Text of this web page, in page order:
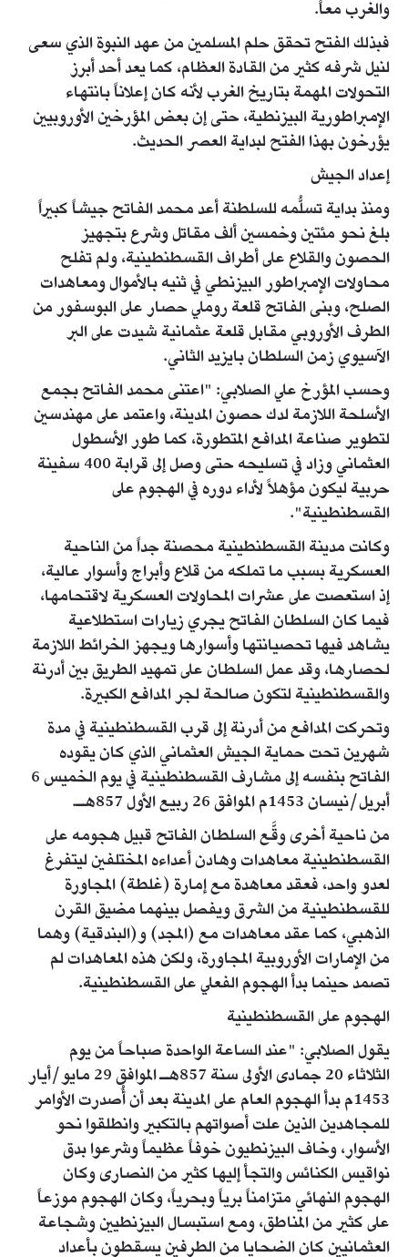
والغرب معاً.
فبذلك الفتح تحقق حلم المسلمين من عهد النبوة الذي سعى
لنيل شرفه كثير من القادة العظام، كما يعد أحد أبرز
التحولات المهمة بتاريخ الغرب لأنه كان إعلاناً بانتهاء
الإمبراطورية البيزنطية، حتى إن بعض المؤرخين الأوروبيين
يؤرخون بهذا الفتح لبداية العصر الحديث.
إعداد الجيش
ومنذ بداية تسلُّمه للسلطنة أعد محمد الفاتح جيشاً كبيراً
بلغ نحو مئتين وخمسين ألف مقاتل وشرع بتجهيز
الحصون والقلاع على أطراف القسطنطينية، ولم تفلح
محاولات الإمبراطور البيزنطي في ثنيه بالأموال ومعاهدات
الصلح، وبنى الفاتح قلعة روملي حصار على البوسفور من
الطرف الأوروبي مقابل قلعة عثمانية شيدت على البر
الآسيوي زمن السلطان بايزيد الثاني.
وحسب المؤرخ علي الصلابي: "اعتنى محمد الفاتح بجمع
الأسلحة اللازمة لدك حصون المدينة، واعتمد على مهندسين
لتطوير صناعة المدافع المتطورة، كما طور الأسطول
العثماني وزاد في تسليحه حتى وصل إلى قرابة 400 سفينة
حربية ليكون مؤهلاً لأداء دوره في الهجوم على
القسطنطينية".
وكانت مدينة القسطنطينية محصنة جداً من الناحية
العسكرية بسبب ما تملكه من قلاع وأبراج وأسوار عالية،
إذ استعصت على عشرات المحاولات العسكرية لاقتحامها،
فيما كان السلطان الفاتح يجري زيارات استطلاعية
يشاهد فيها تحصيانتها وأسوارها ويجهز الخرائط اللازمة
لحصارها، وقد عمل السلطان على تمهيد الطريق بين أدرنة
والقسطنطينية لتكون صالحة لجر المدافع الكبيرة.
وتحركت المدافع من أدرنة إلى قرب القسطنطينية في مدة
شهرين تحت حماية الجيش العثماني الذي كان يقوده
الفاتح بنفسه إلى مشارف القسطنطينية في يوم الخميس 6
أبريل/نيسان 1453م الموافق 26 ربيع الأول 857هـ.
من ناحية أخرى وقَّع السلطان الفاتح قبيل هجومه على
القسطنطينية معاهدات وهادن أعداءه المختلفين ليتفرغ
لعدو واحد، فعقد معاهدة مع إمارة (غلطة) المجاورة
للقسطنطينية من الشرق ويفصل بينهما مضيق القرن
الذهبي، كما عقد معاهدات مع (المجد) و(البندقية) وهما
من الإمارات الأوروبية المجاورة، ولكن هذه المعاهدات لم
تصمد حينما بدأ الهجوم الفعلي على القسطنطينية.
الهجوم على القسطنطينية
يقول الصلابي: "عند الساعة الواحدة صباحاً من يوم
الثلاثاء 20 جمادى الأولى سنة 857هـ الموافق 29 مايو/أيار
1453م بدأ الهجوم العام على المدينة بعد أن أُصدرت الأوامر
للمجاهدين الذين علت أصواتهم بالتكبير وانطلقوا نحو
الأسوار، وخاف البيزنطيون خوفاً عظيماً وشرعوا بدق
نواقيس الكنائس والتجأ إليها كثير من النصارى وكان
الهجوم النهائي متزامناً برياً وبحرياً، وكان الهجوم موزعاً
على كثير من المناطق، ومع استبسال البيزنطيين وشجاعة
العثمانيين كان الضحايا من الطرفين يسقطون بأعداد